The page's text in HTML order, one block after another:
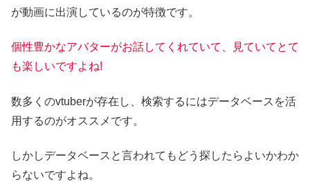
が動画に出演しているのが特徴です。
個性豊かなアバターがお話してくれていて、見ていてとて
も楽しいですよね!
数多くのvtuberが存在し、検索するにはデータベースを活
用するのがオススメです。
しかしデータベースと言われてもどう探したらよいかわか
らないですよね。